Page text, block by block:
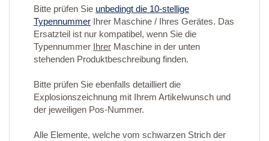
Bitte prüfen Sie unbedingt die 10-stellige
Typennummer Ihrer Maschine / Ihres Gerätes. Das
Ersatzteil ist nur kompatibel, wenn Sie die
Typennummer Ihrer Maschine in der unten
stehenden Produktbeschreibung finden.
Bitte prüfen Sie ebenfalls detailliert die
Explosionszeichnung mit Ihrem Artikelwunsch und
der jeweiligen Pos-Nummer.
Alle Elemente, welche vom schwarzen Strich der